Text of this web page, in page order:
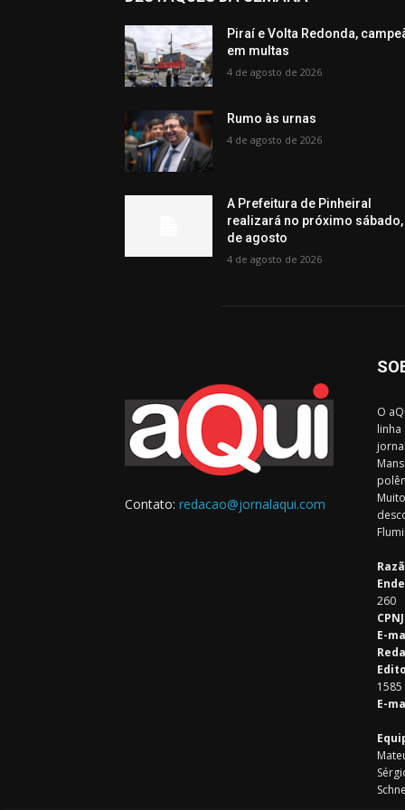
Piraí e Volta Redonda,
em multas
4 de agosto de 2026
Rumo às urnas
4 de agosto de 2026
A Prefeitura de Pinheiral
realizará no próximo sábado,
de agosto
4 de agosto de 2026
Contato: redacao@jornalaqui.com
O
260
E-
1585
E-